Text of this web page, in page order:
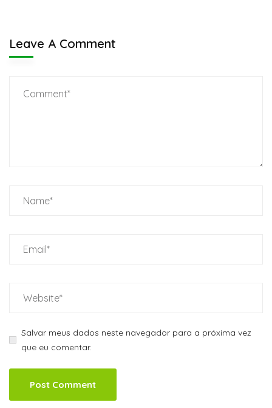
Leave A Comment
Salvar meus dados neste navegador para a próxima vez
que eu comentar.